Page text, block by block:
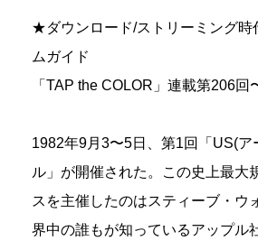
★ダウンロード/ストリーミング時
ムガイド
「TAP the COLOR」連載第206回
1982年9月3〜5日、第1回「US(ア
ル」が開催された。この史上最大
スを主催したのはスティーブ・ウ
界中の誰もが知っているアップル